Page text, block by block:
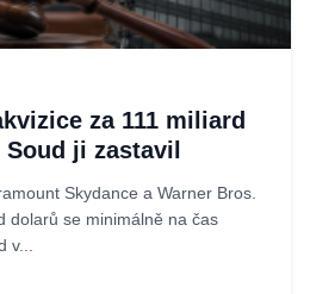
za 111 miliard
ji zastavil
Skydance a Warner Bros.
dolarů se minimálně na čas